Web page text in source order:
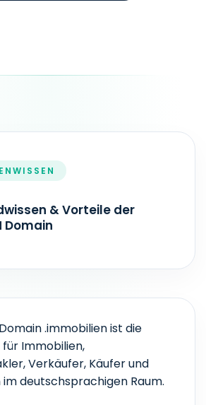
Zeichen Maximale Länge: 63
& Vorteile der
Domain
.immobilien ist die
Immobilien,
Verkäufer, Käufer und
deutschsprachigen Raum.